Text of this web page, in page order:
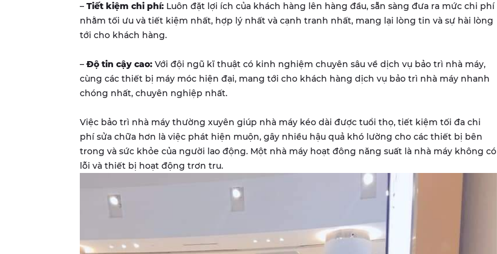
– Tiết kiệm chi phí: Luôn đặt lợi ích của khách hàng lên hàng đầu, sẵn sàng đưa ra mức chi phí
nhằm tối ưu và tiết kiệm nhất, hợp lý nhất và cạnh tranh nhất, mang lại lòng tin và sự hài lòng
tới cho khách hàng.
– Độ tin cậy cao: Với đội ngũ kĩ thuật có kinh nghiệm chuyên sâu về dịch vụ bảo trì nhà máy,
cùng các thiết bị máy móc hiện đại, mang tới cho khách hàng dịch vụ bảo trì nhà máy nhanh
chóng nhất, chuyên nghiệp nhất.
Việc bảo trì nhà máy thường xuyên giúp nhà máy kéo dài được tuổi thọ, tiết kiệm tối đa chi
phí sửa chữa hơn là việc phát hiện muộn, gây nhiều hậu quả khó lường cho các thiết bị bên
trong và sức khỏe của người lao động. Một nhà máy hoạt đông năng suất là nhà máy không có
lỗi và thiết bị hoạt động trơn tru.